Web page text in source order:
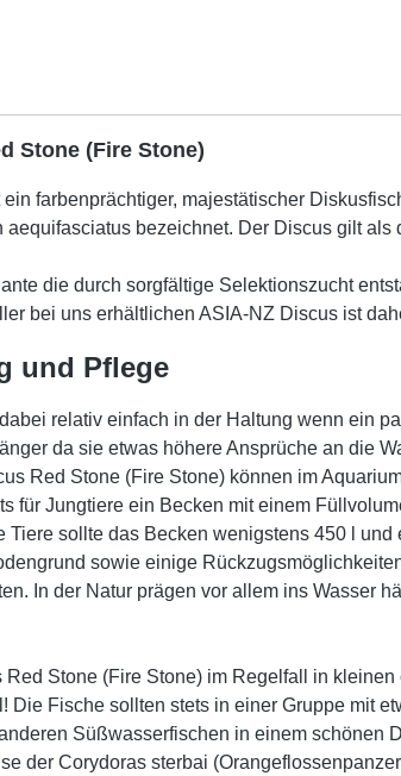
Stone (Fire Stone)
ein farbenprächtiger, majestätischer
bezeichnet. Der Discus gilt
die durch sorgfältige Selektionszucht
bei uns erhältlichen ASIA-NZ Discus ist
und Pflege
relativ einfach in der Haltung wenn ein
da sie etwas höhere Ansprüche an die
Red Stone (Fire Stone) können im
für Jungtiere ein Becken mit einem
sollte das Becken wenigstens 450 l
sowie einige
In der Natur prägen vor allem ins Wasser
Stone (Fire Stone) im Regelfall in
Fische sollten stets in einer Gruppe mit
Süßwasserfischen in einem schönen
der Corydoras sterbai